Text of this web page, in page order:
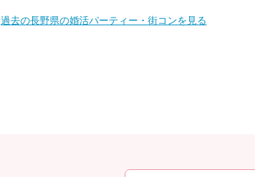
個人情報保護のため
過去の長野県の婚活パーティー・街コンを見る